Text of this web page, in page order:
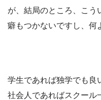
が、結局のところ、こう
癖もつかないですし、何
学生であれば独学でも良
社会人であればスクール